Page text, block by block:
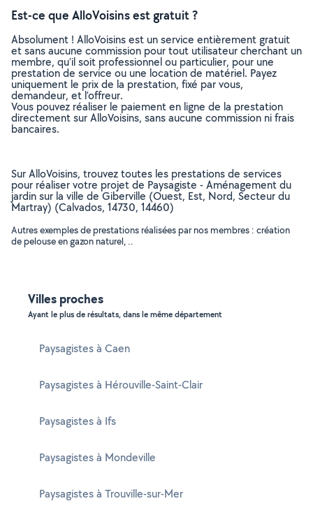
Est-ce que AlloVoisins est gratuit ?
Absolument ! AlloVoisins est un service entièrement gratuit
et sans aucune commission pour tout utilisateur cherchant un
membre, qu’il soit professionnel ou particulier, pour une
prestation de service ou une location de matériel. Payez
uniquement le prix de la prestation, fixé par vous,
demandeur, et l’offreur.
Vous pouvez réaliser le paiement en ligne de la prestation
directement sur AlloVoisins, sans aucune commission ni frais
bancaires.
Sur AlloVoisins, trouvez toutes les prestations de services
pour réaliser votre projet de Paysagiste - Aménagement du
jardin sur la ville de Giberville (Ouest, Est, Nord, Secteur du
Martray) (Calvados, 14730, 14460)
Autres exemples de prestations réalisées par nos membres : création
de pelouse en gazon naturel, ..
Villes proches
Ayant le plus de résultats, dans le même département
Paysagistes à Caen
Paysagistes à Hérouville-Saint-Clair
Paysagistes à Ifs
Paysagistes à Mondeville
Paysagistes à Trouville-sur-Mer